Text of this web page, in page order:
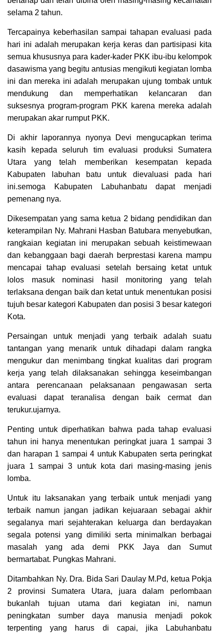
selama 2 tahun.
Tercapainya keberhasilan sampai tahapan evaluasi pada
hari ini adalah merupakan kerja keras dan partisipasi kita
semua khususnya para kader-kader PKK ibu-ibu kelompok
dasawisma yang begitu antusias mengikuti kegiatan lomba
ini dan mereka ini adalah merupakan ujung tombak untuk
mendukung dan memperhatikan kelancaran dan
suksesnya program-program PKK karena mereka adalah
merupakan akar rumput PKK.
Di akhir laporannya nyonya Devi mengucapkan terima
kasih kepada seluruh tim evaluasi produksi Sumatera
Utara yang telah memberikan kesempatan kepada
Kabupaten labuhan batu untuk dievaluasi pada hari
ini.semoga Kabupaten Labuhanbatu dapat menjadi
pemenang nya.
Dikesempatan yang sama ketua 2 bidang pendidikan dan
keterampilan Ny. Mahrani Hasban Batubara menyebutkan,
rangkaian kegiatan ini merupakan sebuah keistimewaan
dan kebanggaan bagi daerah berprestasi karena mampu
mencapai tahap evaluasi setelah bersaing ketat untuk
lolos masuk nominasi hasil monitoring yang telah
terlaksana dengan baik dan ketat untuk menentukan posisi
tujuh besar kategori Kabupaten dan posisi 3 besar kategori
Kota.
Persaingan untuk menjadi yang terbaik adalah suatu
tantangan yang menarik untuk dihadapi dalam rangka
mengukur dan menimbang tingkat kualitas dari program
kerja yang telah dilaksanakan sehingga keseimbangan
antara perencanaan pelaksanaan pengawasan serta
evaluasi dapat teranalisa dengan baik cermat dan
terukur.ujarnya.
Penting untuk diperhatikan bahwa pada tahap evaluasi
tahun ini hanya menentukan peringkat juara 1 sampai 3
dan harapan 1 sampai 4 untuk Kabupaten serta peringkat
juara 1 sampai 3 untuk kota dari masing-masing jenis
lomba.
Untuk itu laksanakan yang terbaik untuk menjadi yang
terbaik namun jangan jadikan kejuaraan sebagai akhir
segalanya mari sejahterakan keluarga dan berdayakan
segala potensi yang dimiliki serta minimalkan berbagai
masalah yang ada demi PKK Jaya dan Sumut
bermartabat. Pungkas Mahrani.
Ditambahkan Ny. Dra. Bida Sari Daulay M.Pd, ketua Pokja
2 provinsi Sumatera Utara, juara dalam perlombaan
bukanlah tujuan utama dari kegiatan ini, namun
peningkatan sumber daya manusia menjadi pokok
terpenting yang harus di capai, jika Labuhanbatu